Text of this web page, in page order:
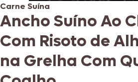
Carne Suína
Ancho Suíno Ao
Com Risoto de
na Grelha Com